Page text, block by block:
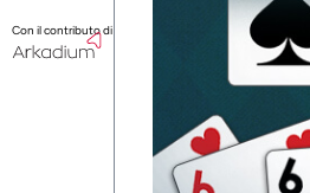
Con il contributo di